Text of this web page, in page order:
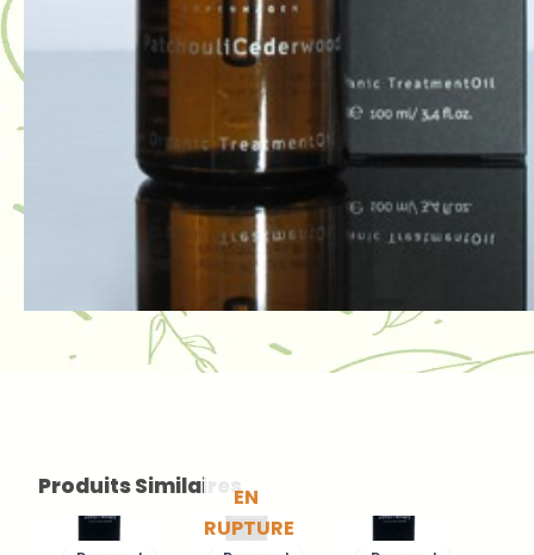
Produits Similaires
Le
prix
Le
prix
EN
RUPTURE
Le
prix
Le
prix
Le
prix
Le
prix